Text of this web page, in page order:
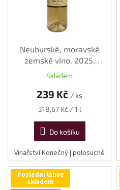
Neuburské, moravské
zemské víno, 2025,
polosuché, 0,75 l
Skladem
239 Kč / ks
Měrná
318,67 Kč / 1 l
Do košíku
Vinařství Konečný | polosuché
Poslední láhve
skladem